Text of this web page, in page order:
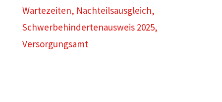
Wartezeiten, Nachteilsausgleich,
Schwerbehindertenausweis 2025,
Versorgungsamt